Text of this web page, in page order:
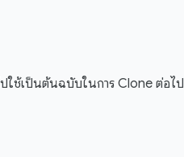
ใช้เป็นต้นฉบับในการ Clone ต่อไป